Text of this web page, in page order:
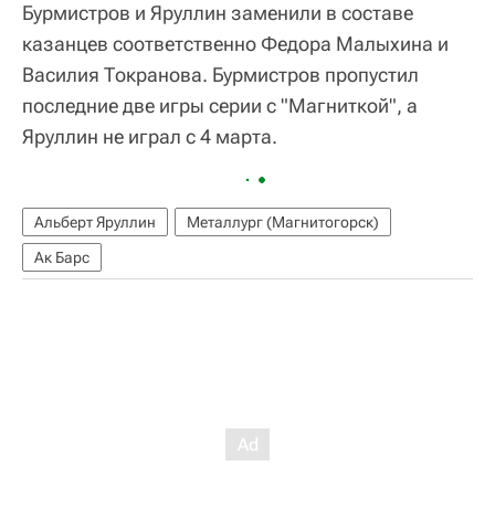
Бурмистров и Яруллин заменили в составе
казанцев соответственно Федора Малыхина и
Василия Токранова. Бурмистров пропустил
последние две игры серии с "Магниткой", а
Яруллин не играл с 4 марта.
Альберт Яруллин
Металлург (Магнитогорск)
Ак Барс